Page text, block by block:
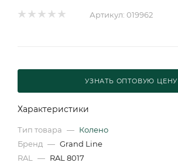
Артикул: 019962
УЗНАТЬ ОПТОВУЮ ЦЕНУ
Характеристики
Тип товара — Колено
Бренд — Grand Line
RAL
— RAL 8017